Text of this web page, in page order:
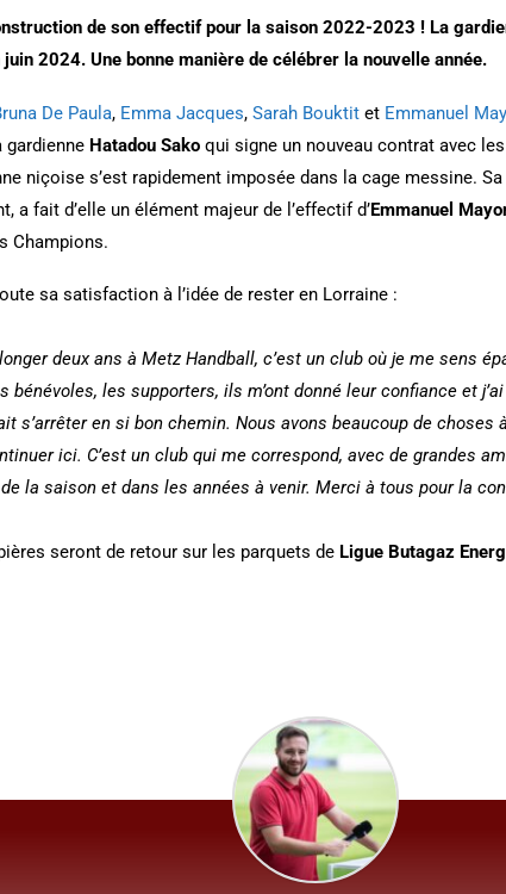
de son effectif pour la saison 2022-2023 ! La
juin 2024. Une bonne manière de célébrer la nouvelle année.
De Paula, Emma Jacques, Sarah Bouktit et Emmanuel
gardienne Hatadou Sako qui signe un nouveau contrat avec les
niçoise s’est rapidement imposée dans la cage messine.
a fait d’elle un élément majeur de l’effectif d’Emmanuel
Champions.
sa satisfaction à l’idée de rester en Lorraine :
deux ans à Metz Handball, c’est un club où je me sens
les supporters, ils m’ont donné leur confiance et
s’arrêter en si bon chemin. Nous avons beaucoup de choses
ici. C’est un club qui me correspond, avec de grandes
la saison et dans les années à venir. Merci à tous pour la
seront de retour sur les parquets de Ligue Butagaz